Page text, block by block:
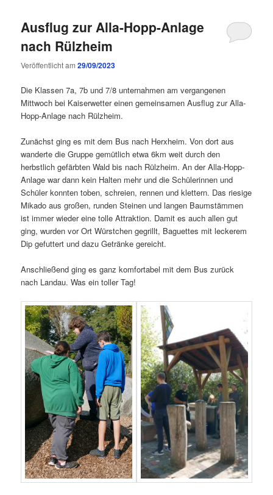
Ausflug zur Alla-Hopp-Anlage
nach Rülzheim
Veröffentlicht am29/09/2023
Die Klassen 7a, 7b und 7/8 unternahmen am vergangenen
Mittwoch bei Kaiserwetter einen gemeinsamen Ausflug zur Alla-
Hopp-Anlage nach Rülzheim.
Zunächst ging es mit dem Bus nach Herxheim. Von dort aus
wanderte die Gruppe gemütlich etwa 6km weit durch den
herbstlich gefärbten Wald bis nach Rülzheim. An der Alla-Hopp-
Anlage war dann kein Halten mehr und die Schülerinnen und
Schüler konnten toben, schreien, rennen und klettern. Das riesige
Mikado aus großen, runden Steinen und langen Baumstämmen
ist immer wieder eine tolle Attraktion. Damit es auch allen gut
ging, wurden vor Ort Würstchen gegrillt, Baguettes mit leckerem
Dip gefuttert und dazu Getränke gereicht.
Anschließend ging es ganz komfortabel mit dem Bus zurück
nach Landau. Was ein toller Tag!